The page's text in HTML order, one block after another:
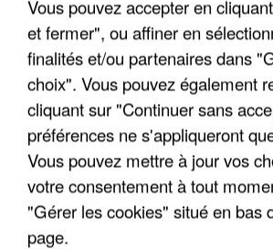
L’UN DES FONDATEURS
MAFIA INTERPELLÉ EN ALGÉRIE
Vous pouvez accepter en
et fermer", ou affiner en
finalités et/ou partenaires dans
choix". Vous pouvez également
cliquant sur "Continuer sans
préférences ne s'appliqueront
Vous pouvez mettre à jour vos
votre consentement à tout
"Gérer les cookies" situé en bas
page.